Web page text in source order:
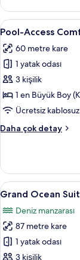
daha
fazla
detay
Pool-
Access
Comfy
Room
için
tüm
fotoğrafları
8
Pool-Access
60 metre kare
1 yatak odası
3 kişilik
1 en Büyük Boy
Ücretsiz
Daha çok detay
Pool-
hakkında
daha
fazla
Grand
Ocean
Suite
için
tüm
fotoğrafları
11
Grand Ocean
Deniz manzarası
87 metre kare
1 yatak odası
3 kişilik